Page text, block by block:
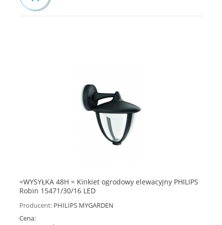
=WYSYŁKA 48H = Kinkiet ogrodowy elewacyjny PHILIPS
Robin 15471/30/16 LED
Producent: PHILIPS MYGARDEN
Cena: